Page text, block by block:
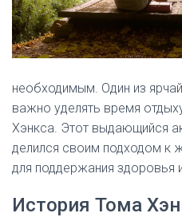
необходимым. Один из
важно уделять время
Хэнкса. Этот выдающийся
делился своим подходом к
для поддержания здоровья
История Тома